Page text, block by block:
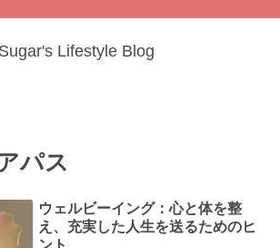
Sugar's Lifestyle Blog
パス
ウェルビーイング：心と体を整
え、充実した人生を送るためのヒ
ント